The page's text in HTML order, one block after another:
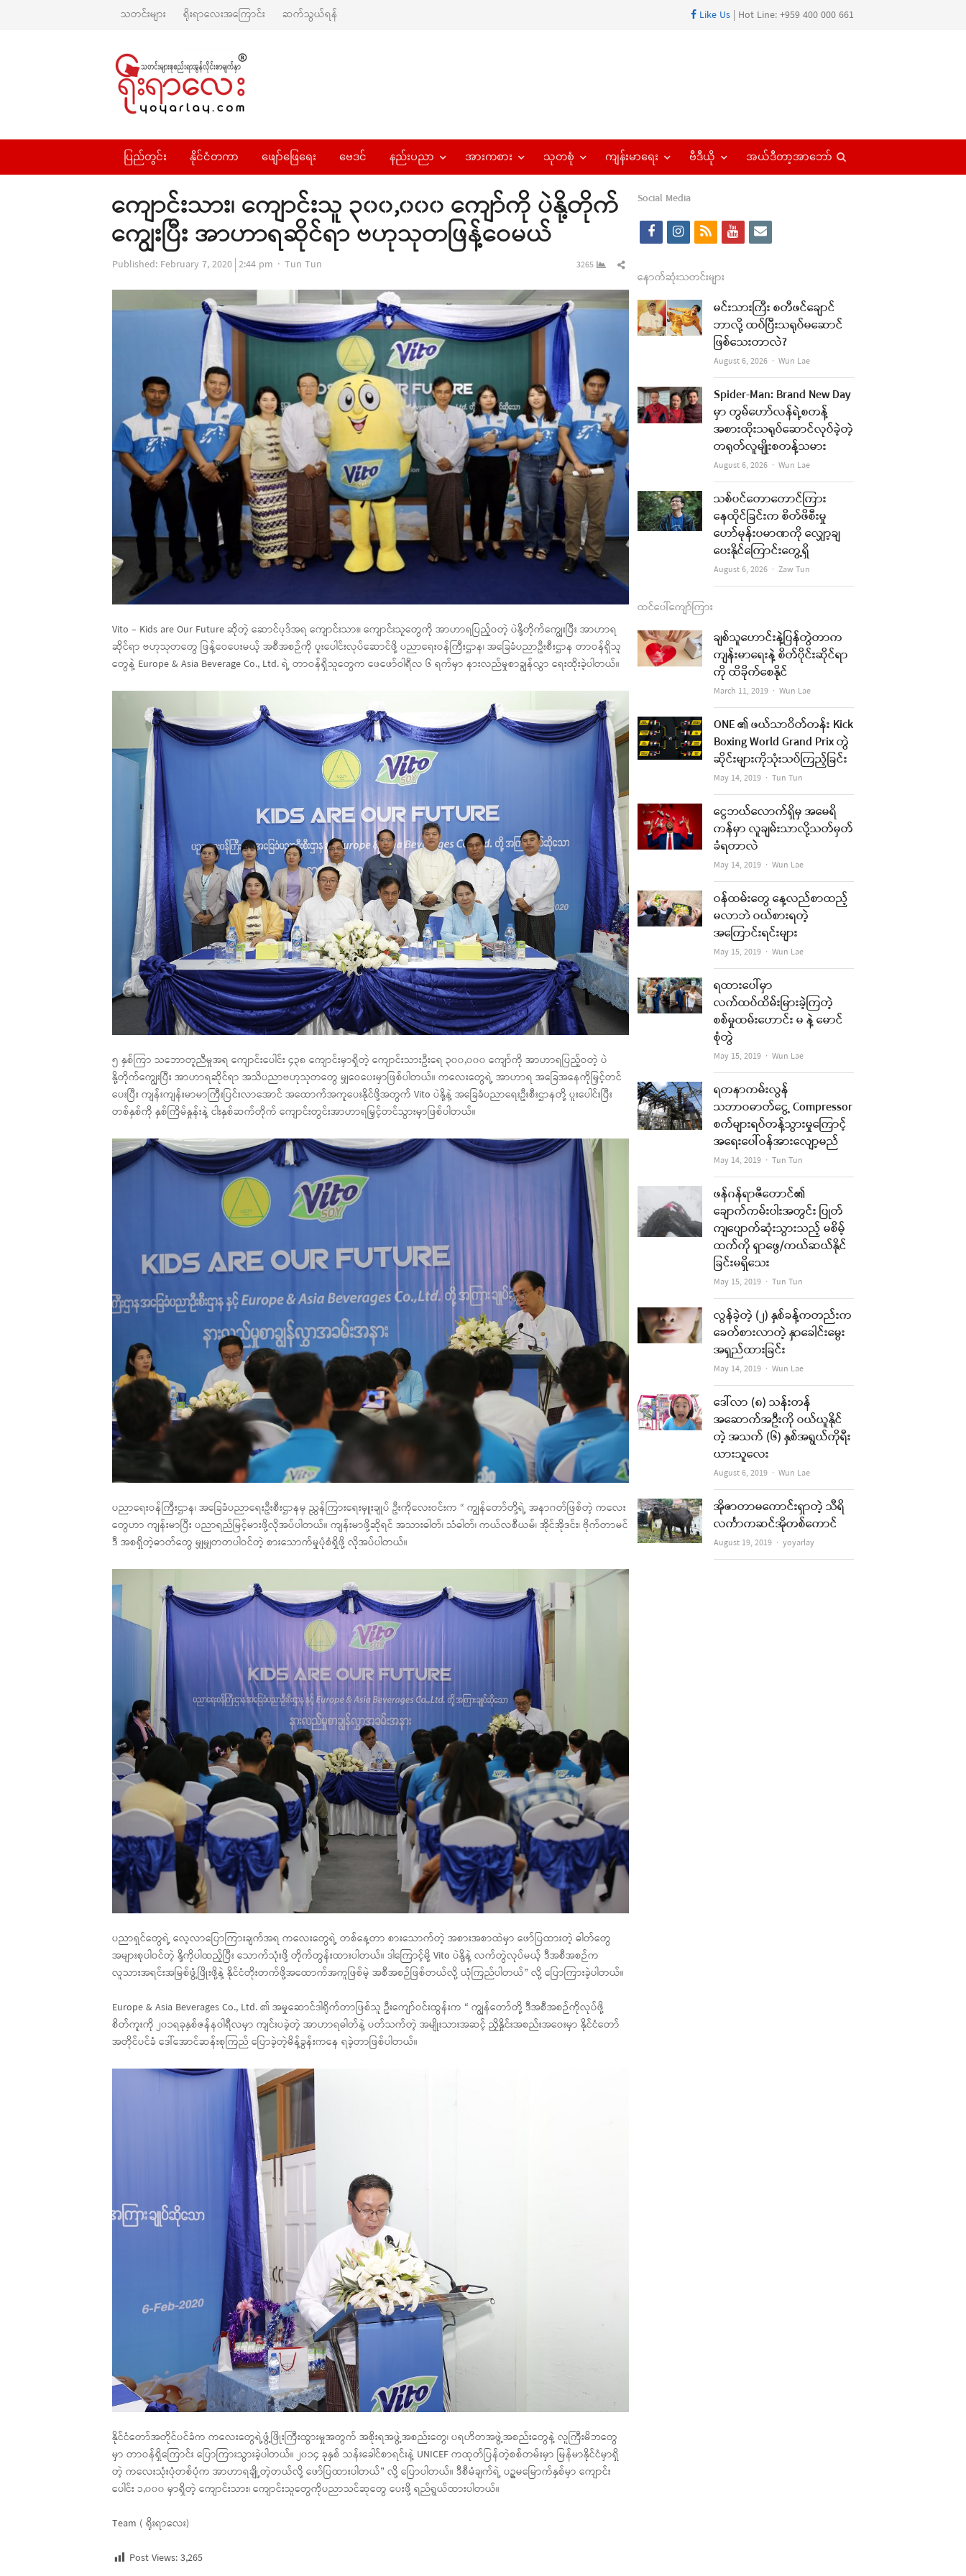
သတင်းများ ရိုးရာလေးအကြောင်း ဆက်သွယ်ရန် Like Us | Hot Line: +959 400 000 661
ပြည်တွင်း နိုင်ငံတကာ ဖျော်ဖြေရေး ဗေဒင် နည်းပညာ အားကစား သုတစုံ ကျန်းမာရေး ဗီဒီယို အယ်ဒီတာ့အာဘော်
ကျောင်းသား၊ ကျောင်းသူ ၃၀၀,၀၀၀ ကျော်ကို ပဲနို့တိုက်
ကျွေးပြီး အာဟာရဆိုင်ရာ ဗဟုသုတဖြန့်ဝေမယ်
Published: February 7, 2020 2:44 pm Author
Tun Tun 3265
Share
this
post
Vito – Kids are Our Future ဆိုတဲ့ ဆောင်ပုဒ်အရ ကျောင်းသား၊ ကျောင်းသူတွေကို အာဟာရပြည့်ဝတဲ့ ပဲနို့တိုက်ကျွေးပြီး အာဟာရ
ဆိုင်ရာ ဗဟုသုတတွေ ဖြန့်ဝေပေးမယ့် အစီအစဉ်ကို ပူးပေါင်းလုပ်ဆောင်ဖို့ ပညာရေးဝန်ကြီးဌာန၊ အခြေခံပညာဦးစီးဌာန တာဝန်ရှိသူ
တွေနဲ့ Europe & Asia Beverage Co., Ltd. ရဲ့ တာဝန်ရှိသူတွေက ဖေဖော်ဝါရီလ ၆ ရက်မှာ နားလည်မှုစာချွန်လွှာ ရေးထိုးခဲ့ပါတယ်။
၅ နှစ်ကြာ သဘောတူညီမှုအရ ကျောင်းပေါင်း ၄၃၈ ကျောင်းမှာရှိတဲ့ ကျောင်းသားဦးရေ ၃၀၀,၀၀၀ ကျော်ကို အာဟာရပြည့်ဝတဲ့ ပဲ
နို့တိုက်ကျွေးပြီး အာဟာရဆိုင်ရာ အသိပညာဗဟုသုတတွေ မျှဝေပေးမှာဖြစ်ပါတယ်။ ကလေးတွေရဲ့ အာဟာရ အခြေအနေကိုမြှင့်တင်
ပေးပြီး ကျန်းကျန်းမာမာကြီးပြင်းလာအောင် အထောက်အကူပေးနိုင်ဖို့အတွက် Vito ပဲနို့နဲ့ အခြေခံပညာရေးဦးစီးဌာနတို့ ပူးပေါင်းပြီး
တစ်နှစ်ကို နှစ်ကြိမ်နှုန်းနဲ့ ငါးနှစ်ဆက်တိုက် ကျောင်းတွင်းအာဟာရမြှင့်တင်သွားမှာဖြစ်ပါတယ်။
ပညာရေးဝန်ကြီးဌာန၊ အခြေခံပညာရေးဦးစီးဌာနမှ ညွှန်ကြားရေးမှူးချုပ် ဦးကိုလေးဝင်းက “ ကျွန်တော်တို့ရဲ့ အနာဂတ်ဖြစ်တဲ့ ကလေး
တွေဟာ ကျန်းမာပြီး ပညာရည်မြင့်မားဖို့လိုအပ်ပါတယ်။ ကျန်းမာဖို့ဆိုရင် အသားဓါတ်၊ သံဓါတ်၊ ကယ်လစီယမ်၊ အိုင်အိုဒင်း၊ ဗိုက်တာမင်
ဒီ အစရှိတဲ့ဓာတ်တွေ မျှမျှတတပါဝင်တဲ့ စားသောက်မှုပုံစံရှိဖို့ လိုအပ်ပါတယ်။
ပညာရှင်တွေရဲ့ လေ့လာပြောကြားချက်အရ ကလေးတွေရဲ့ တစ်နေ့တာ စားသောက်တဲ့ အစားအစာထဲမှာ ဖော်ပြထားတဲ့ ဓါတ်တွေ
အများစုပါဝင်တဲ့ နို့ကိုပါထည့်ပြီး သောက်သုံးဖို့ တိုက်တွန်းထားပါတယ်။ ဒါကြောင့်မို့ Vito ပဲနို့နဲ့ လက်တွဲလုပ်မယ့် ဒီအစီအစဉ်က
လူသားအရင်းအမြစ်ဖွံ့ဖြိုးဖို့နဲ့ နိုင်ငံတိုးတက်ဖို့အထောက်အကူဖြစ်မဲ့ အစီအစဉ်ဖြစ်တယ်လို့ ယုံကြည်ပါတယ်” လို့ ပြောကြားခဲ့ပါတယ်။
Europe & Asia Beverages Co., Ltd. ၏ အမှုဆောင်ဒါရိုက်တာဖြစ်သူ ဦးကျော်ဝင်းထွန်းက “ ကျွန်တော်တို့ ဒီအစီအစဉ်ကိုလုပ်ဖို့
စိတ်ကူးကို ၂၀၁ရခုနှစ်ဇန်နဝါရီလမှာ ကျင်းပခဲ့တဲ့ အာဟာရဓါတ်နဲ့ ပတ်သက်တဲ့ အမျိုးသားအဆင့် ညှိနှိုင်းအစည်းအဝေးမှာ နိုင်ငံတော်
အတိုင်ပင်ခံ ဒေါ်အောင်ဆန်းစုကြည် ပြောခဲ့တဲ့မိန့်ခွန်းကနေ ရခဲ့တာဖြစ်ပါတယ်။
နိုင်ငံတော်အတိုင်ပင်ခံက ကလေးတွေရဲ့ဖွံ့ဖြိုးကြီးထွားမှုအတွက် အစိုးရအဖွဲ့အစည်းတွေ၊ ပရဟိတအဖွဲ့အစည်းတွေနဲ့ လူကြီးမိဘတွေ
မှာ တာဝန်ရှိကြောင်း ပြောကြားသွားခဲ့ပါတယ်။ ၂၀၁၄ ခုနှစ် သန်းခေါင်စာရင်းနဲ့ UNICEF ကထုတ်ပြန်တဲ့စစ်တမ်းမှာ မြန်မာနိုင်ငံမှာရှိ
တဲ့ ကလေးသုံးပုံတစ်ပုံက အာဟာရချို့တဲ့တယ်လို့ ဖော်ပြထားပါတယ်” လို့ ပြောပါတယ်။ ဒီစီမံချက်ရဲ့ ပဥ္စမမြောက်နှစ်မှာ ကျောင်း
ပေါင်း ၁,၀၀၀ မှာရှိတဲ့ ကျောင်းသား၊ ကျောင်းသူတွေကိုပညာသင်ဆုတွေ ပေးဖို့ ရည်ရွယ်ထားပါတယ်။
Team ( ရိုးရာလေး)
Post Views:3,265
Social Media
f
c
e
b
k
i
s
t
a
a
m
r
s
y
t
u
b
e
e
i
l
နောက်ဆုံးသတင်းများ
မင်းသားကြီး စတီဖင်ချောင်
ဘာလို့ ထပ်ပြီးသရုပ်မဆောင်
ဖြစ်သေးတာလဲ?
August 6, 2026 Author
Wun Lae
Spider-Man: Brand New Day
မှာ တွမ်ဟော်လန်ရဲ့စတန့်
အစားထိုးသရုပ်ဆောင်လုပ်ခဲ့တဲ့
တရုတ်လူမျိုးစတန့်သမား
August 6, 2026 Author
Wun Lae
သစ်ပင်တောတောင်ကြား
နေထိုင်ခြင်းက စိတ်ဖိစီးမှု
ဟော်မုန်းပမာဏကို လျှော့ချ
ပေးနိုင်ကြောင်းတွေ့ရှိ
August 6, 2026 Author
Zaw Tun
ထင်ပေါ်ကျော်ကြား
ချစ်သူဟောင်းနဲ့ပြန်တွဲတာက
ကျန်းမာရေးနဲ့ စိတ်ပိုင်းဆိုင်ရာ
ကို ထိခိုက်စေနိုင်
March 11, 2019 Author
Wun Lae
ONE ၏ ဖယ်သာဝိတ်တန်း Kick
Boxing World Grand Prix တွဲ
ဆိုင်းများကိုသုံးသပ်ကြည့်ခြင်း
May 14, 2019 Author
Tun Tun
ငွေဘယ်လောက်ရှိမှ အမေရိ
ကန်မှာ လူချမ်းသာလို့သတ်မှတ်
ခံရတာလဲ
May 14, 2019 Author
Wun Lae
ဝန်ထမ်းတွေ နေ့လည်စာထည့်
မလာဘဲ ဝယ်စားရတဲ့
အကြောင်းရင်းများ
May 15, 2019 Author
Wun Lae
ရထားပေါ်မှာ
လက်ထပ်ထိမ်းမြားခဲ့ကြတဲ့
စစ်မှုထမ်းဟောင်း မ နဲ့ မောင်
စုံတွဲ
May 15, 2019 Author
Wun Lae
ရတနာကမ်းလွန်
သဘာဝဓာတ်ငွေ့ Compressor
စက်များရပ်တန့်သွားမှုကြောင့်
အရေးပေါ်ဝန်အားလျော့မည်
May 14, 2019 Author
Tun Tun
ဖန်ဂန်ရာဇီတောင်၏
ချောက်ကမ်းပါးအတွင်း ပြုတ်
ကျပျောက်ဆုံးသွားသည့် မစိမ့်
ထက်ကို ရှာဖွေ/ကယ်ဆယ်နိုင်
ခြင်းမရှိသေး
May 15, 2019 Author
Tun Tun
လွန်ခဲ့တဲ့ (၂) နှစ်ခန့်ကတည်းက
ခေတ်စားလာတဲ့ နှာခေါင်းမွေး
အရှည်ထားခြင်း
May 14, 2019 Author
Wun Lae
ဒေါ်လာ (၈) သန်းတန်
အဆောက်အဦးကို ဝယ်ယူနိုင်
တဲ့ အသက် (၆) နှစ်အရွယ်ကိုရီး
ယားသူလေး
August 6, 2019 Author
Wun Lae
အိုဇာတာမကောင်းရှာတဲ့ သီရိ
လင်္ကာကဆင်အိုတစ်ကောင်
August 19, 2019 Author
yoyarlay